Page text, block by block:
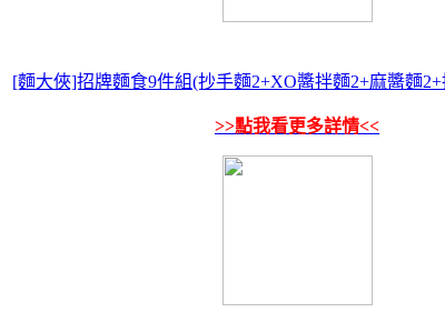
[麵大俠]招牌麵食9件組(抄手麵2+XO醬拌麵2+麻醬麵
>>點我看更多詳情<<